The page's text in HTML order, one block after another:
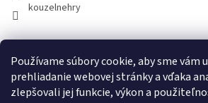
Používame súbory cookie, aby sme
prehliadanie webovej stránky a vďaka
zlepšovali jej funkcie, výkon a
kouzelnehry
KouzelneHry.cz